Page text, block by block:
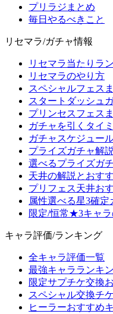
プリラジまとめ
毎日やるべきこと
リセマラ/ガチャ情報
リセマラ当たりラ
リセマラのやり方
スペシャルフェス
スタートダッシュ
プリンセスフェス
ガチャを引くタイ
ガチャスケジュー
プライズガチャ解説
選べるプライズガ
天井の解説とおす
プリフェス天井お
属性選べる星3確定
限定/恒常★3キャ
キャラ評価/ランキング
全キャラ評価一覧
最強キャラランキ
限定サプチケ交換
スペシャル交換チ
ヒーラーおすすめ